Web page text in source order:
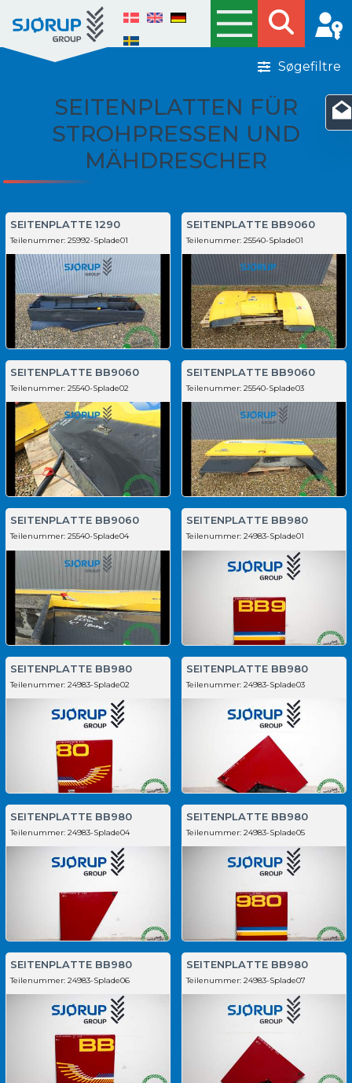
Søgefiltre
SEITENPLATTEN FÜR
STROHPRESSEN UND
MÄHDRESCHER
SEITENPLATTE 1290
Teilenummer: 25992-Splade01
SEITENPLATTE BB9060
Teilenummer: 25540-Splade01
SEITENPLATTE BB9060
Teilenummer: 25540-Splade02
SEITENPLATTE BB9060
Teilenummer: 25540-Splade03
SEITENPLATTE BB9060
Teilenummer: 25540-Splade04
SEITENPLATTE BB980
Teilenummer: 24983-Splade01
SEITENPLATTE BB980
Teilenummer: 24983-Splade02
SEITENPLATTE BB980
Teilenummer: 24983-Splade03
SEITENPLATTE BB980
Teilenummer: 24983-Splade04
SEITENPLATTE BB980
Teilenummer: 24983-Splade05
SEITENPLATTE BB980
Teilenummer: 24983-Splade06
SEITENPLATTE BB980
Teilenummer: 24983-Splade07